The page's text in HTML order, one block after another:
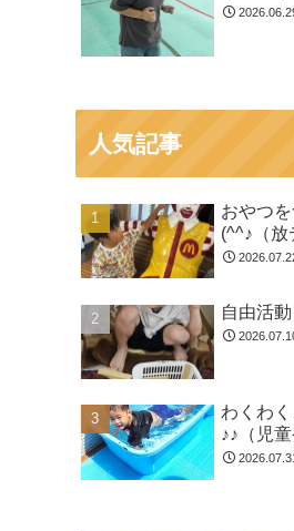
人気記事
おやつ
(^^♪（放
自由活
わくわ
♪♪（児童